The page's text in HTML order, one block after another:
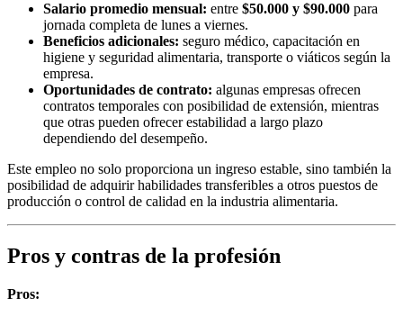
Salario promedio mensual: entre $50.000 y $90.000 para
jornada completa de lunes a viernes.
Beneficios adicionales: seguro médico, capacitación en
higiene y seguridad alimentaria, transporte o viáticos según la
empresa.
Oportunidades de contrato: algunas empresas ofrecen
contratos temporales con posibilidad de extensión, mientras
que otras pueden ofrecer estabilidad a largo plazo
dependiendo del desempeño.
Este empleo no solo proporciona un ingreso estable, sino también la
posibilidad de adquirir habilidades transferibles a otros puestos de
producción o control de calidad en la industria alimentaria.
Pros y contras de la profesión
Pros: